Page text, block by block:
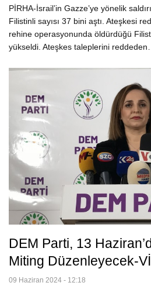
PİRHA-İsrail’in Gazze’ye yönelik
Filistinli sayısı 37 bini aştı. Ateşkesi
rehine operasyonunda öldürdüğü
yükseldi. Ateşkes taleplerini reddeden…
DEM Parti, 13
Miting Düzenleyecek-
09 Haziran 2024 - 12:18